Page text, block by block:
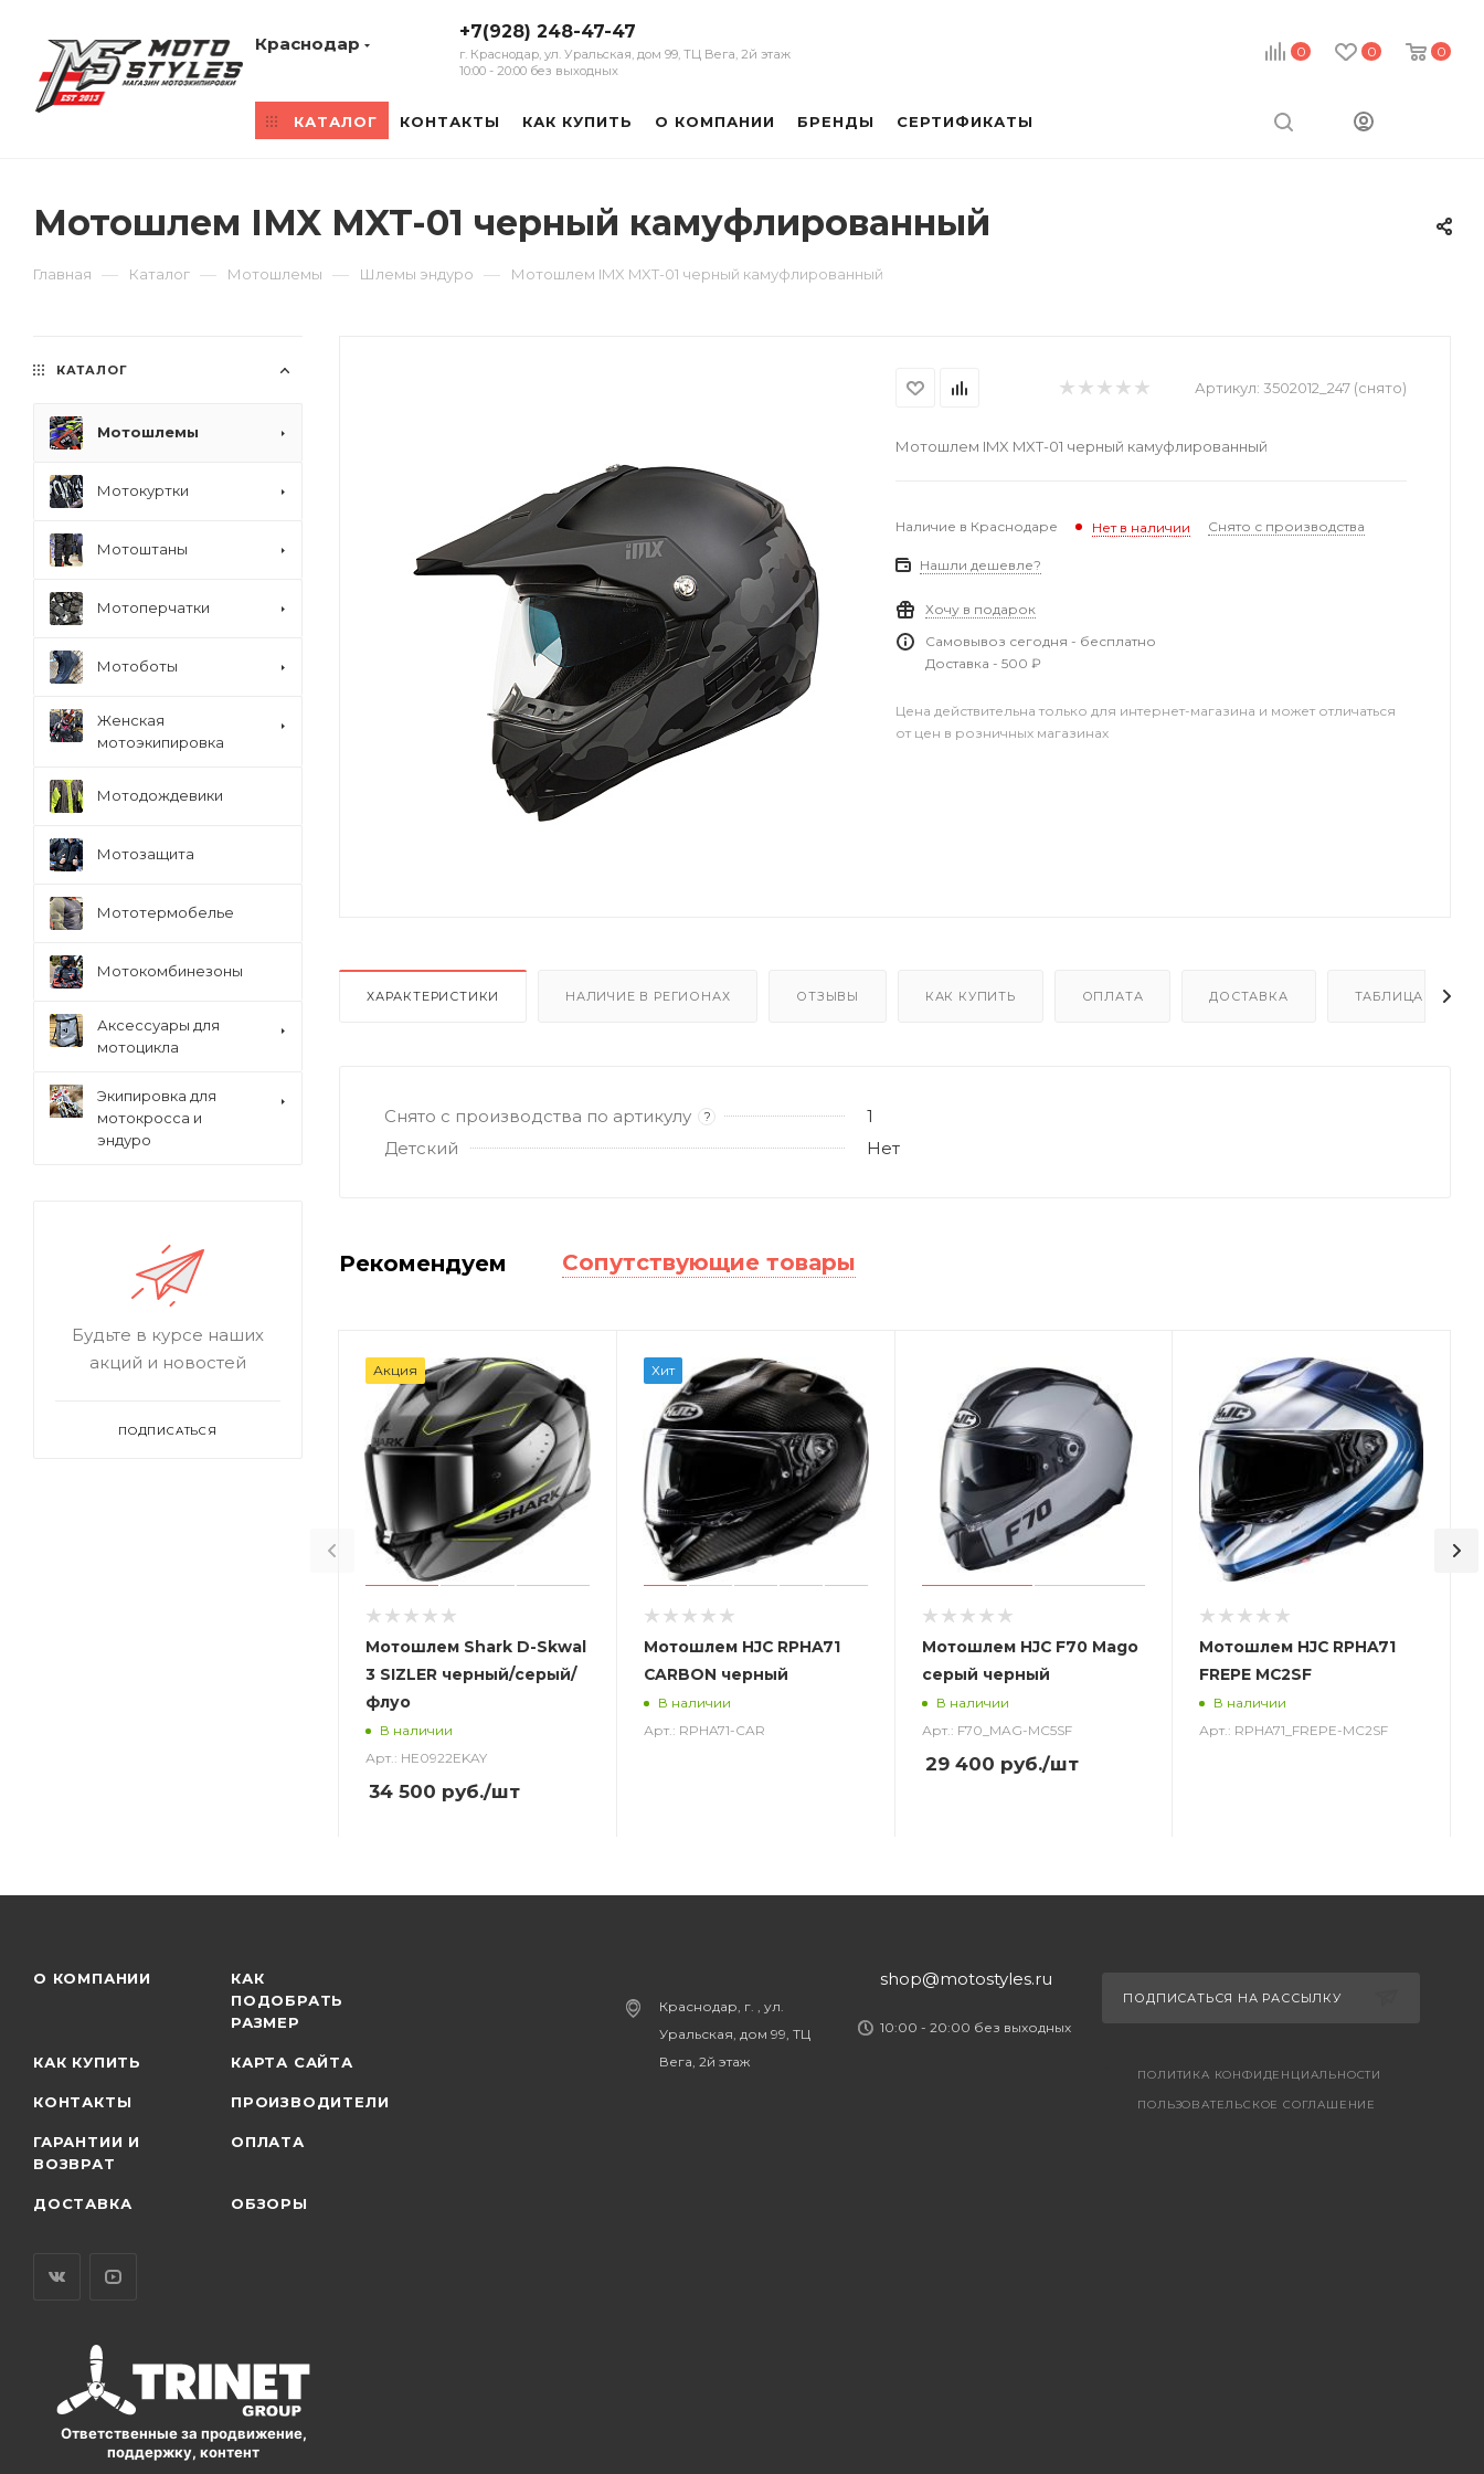
0 0 0
Краснодар
+7(928) 248-47-47
г. Краснодар, ул. Уральская, дом 99, ТЦ Вега, 2й этаж
10:00 - 20:00 без выходных
КАТАЛОГ КОНТАКТЫ КАК КУПИТЬ О КОМПАНИИ БРЕНДЫ СЕРТИФИКАТЫ
Мотошлем IMX MXT-01 черный камуфлированный
Главная — Каталог — Мотошлемы — Шлемы эндуро — Мотошлем IMX MXT-01 черный камуфлированный
Артикул: 3502012_247 (снято)
Мотошлем IMX MXT-01 черный камуфлированный
Наличие в Краснодаре Нет в наличии Снято с производства
Нашли дешевле?
Хочу в подарок
Самовывоз сегодня - бесплатно
Доставка - 500 ₽
Цена действительна только для интернет-магазина и может отличаться
от цен в розничных магазинах
ХАРАКТЕРИСТИКИ НАЛИЧИЕ В РЕГИОНАХ ОТЗЫВЫ КАК КУПИТЬ ОПЛАТА ДОСТАВКА ТАБЛИЦА
Снято с производства по артикулу ?
1
Детский
Нет
Рекомендуем Сопутствующие товары
Акция
Мотошлем Shark D-Skwal
3 SIZLER черный/серый/
флуо
В наличии
Арт.: HE0922EKAY
34 500 руб./шт
Хит
Мотошлем HJC RPHA71
CARBON черный
В наличии
Арт.: RPHA71-CAR
Мотошлем HJC F70 Mago
серый черный
В наличии
Арт.: F70_MAG-MC5SF
29 400 руб./шт
Мотошлем HJC RPHA71
FREPE MC2SF
В наличии
Арт.: RPHA71_FREPE-MC2SF
КАТАЛОГ
Мотошлемы
Мотокуртки
Мотоштаны
Мотоперчатки
Мотоботы
Женская
мотоэкипировка
Мотодождевики
Мотозащита
Мототермобелье
Мотокомбинезоны
Аксессуары для
мотоцикла
Экипировка для
мотокросса и
эндуро
Будьте в курсе наших
акций и новостей
ПОДПИСАТЬСЯ
О КОМПАНИИ
КАК
ПОДОБРАТЬ
РАЗМЕР
КАК КУПИТЬ КАРТА САЙТА
КОНТАКТЫ ПРОИЗВОДИТЕЛИ
ГАРАНТИИ И
ВОЗВРАТ
ОПЛАТА
ДОСТАВКА ОБЗОРЫ
Ответственные за продвижение,
поддержку, контент
Краснодар, г. , ул.
Уральская, дом 99, ТЦ
Вега, 2й этаж
shop@motostyles.ru
10:00 - 20:00 без выходных
ПОДПИСАТЬСЯ НА РАССЫЛКУ
ПОЛИТИКА КОНФИДЕНЦИАЛЬНОСТИ
ПОЛЬЗОВАТЕЛЬСКОЕ СОГЛАШЕНИЕ